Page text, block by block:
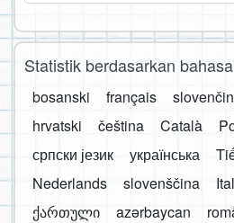
Statistik berdasarkan
bosanski français
hrvatski
čeština Català
српски језик
українська
Nederlands
slovenščina
ქართული
azərbaycan